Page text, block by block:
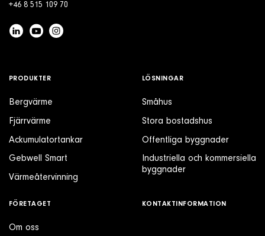
+46 8 515 109 70
PRODUKTER
Bergvärme
Fjärrvärme
Ackumulatortankar
Gebwell Smart
Värmeåtervinning
LÖSNINGAR
Småhus
Stora bostadshus
Offentliga byggnader
Industriella och kommersiella
byggnader
FÖRETAGET
Om oss
KONTAKTINFORMATION